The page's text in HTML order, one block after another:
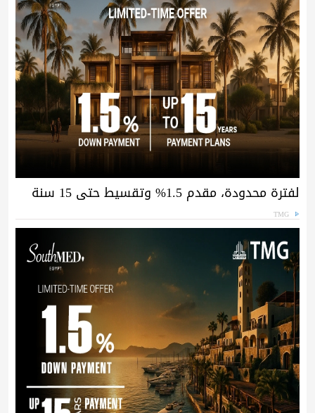
لفترة محدودة، مقدم 1.5% وتقسيط حتى 15 سنة
TMG